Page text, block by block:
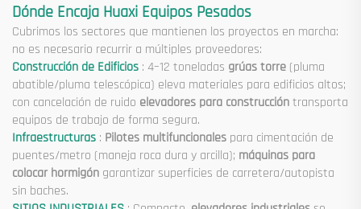
Dónde Encaja Huaxi Equipos Pesados
Cubrimos los sectores que mantienen los proyectos en marcha:
no es necesario recurrir a múltiples proveedores:
Construcción de Edificios : 4–12 toneladas grúas torre (pluma
abatible/pluma telescópica) eleva materiales para edificios altos;
con cancelación de ruido elevadores para construccióntransporta
equipos de trabajo de forma segura.
Infraestructuras : Pilotes multifuncionales para cimentación de
puentes/metro (maneja roca dura y arcilla); máquinas para
colocar hormigón garantizar superficies de carretera/autopista
sin baches.